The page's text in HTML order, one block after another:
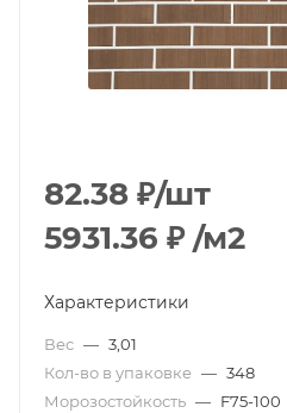
82.38 ₽/шт
5931.36 ₽ /м2
Характеристики
Вес — 3,01
Кол-во в упаковке — 348
Морозостойкость — F75-100